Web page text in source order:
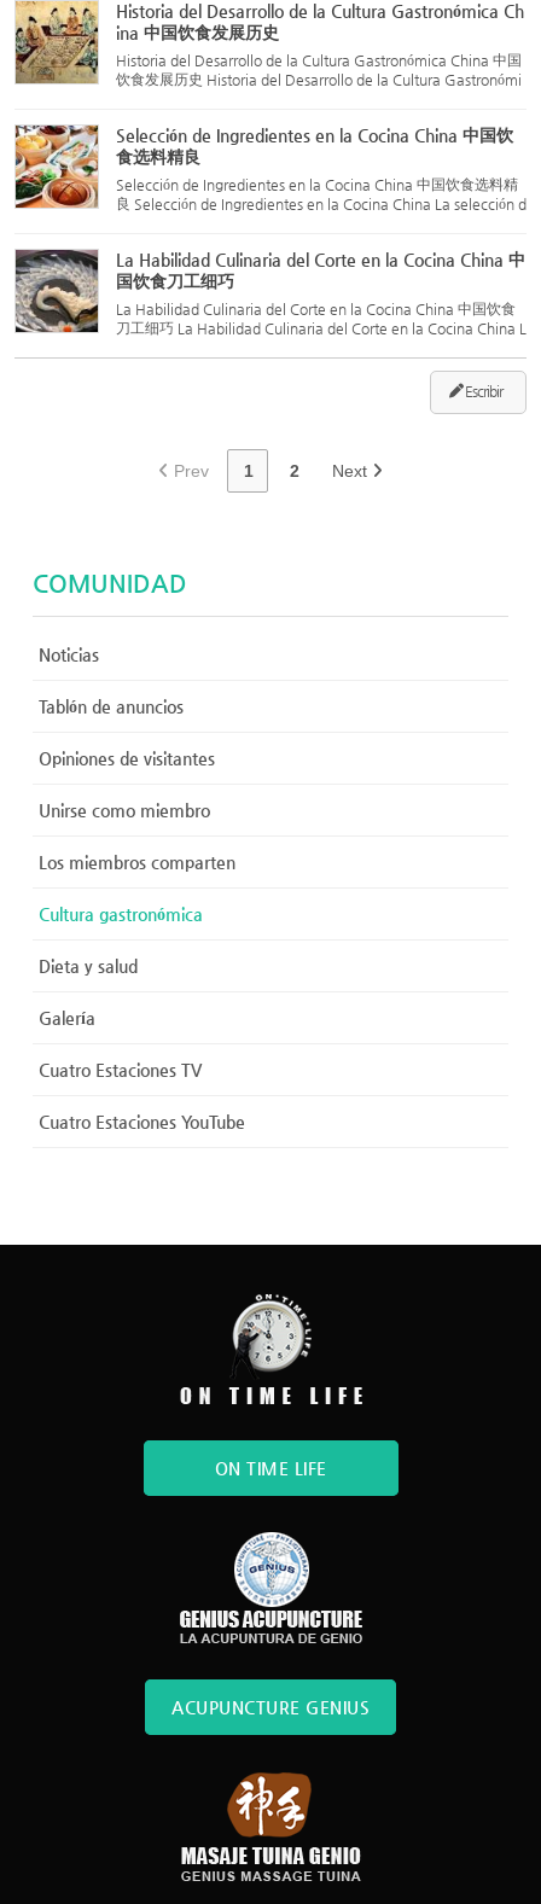
s, ...
Historia del Desarrollo de la Cultura Gastronómica Ch
ina 中国饮食发展历史
Historia del Desarrollo de la Cultura Gastronómica China 中国
饮食发展历史 Historia del Desarrollo de la Cultura Gastronómi
l...
Selección de Ingredientes en la Cocina China 中国饮
食选料精良
Selección de Ingredientes en la Cocina China 中国饮食选料精
良 Selección de Ingredientes en la Cocina China La selección d
a...
La Habilidad Culinaria del Corte en la Cocina China 中
国饮食刀工细巧
La Habilidad Culinaria del Corte en la Cocina China 中国饮食
刀工细巧 La Habilidad Culinaria del Corte en la Cocina China L
ara tratar los ingredientes, transformándolos en form...
Escribir
Prev 1 2 Next
COMUNIDAD
Noticias
Tablón de anuncios
Opiniones de visitantes
Unirse como miembro
Los miembros comparten
Cultura gastronómica
Dieta y salud
Galería
Cuatro Estaciones TV
Cuatro Estaciones YouTube
ON TIME LIFE
ACUPUNCTURE GENIUS